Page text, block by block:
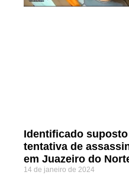
Identificado
tentativa de
em Juazeiro do
14 de janeiro de 2024